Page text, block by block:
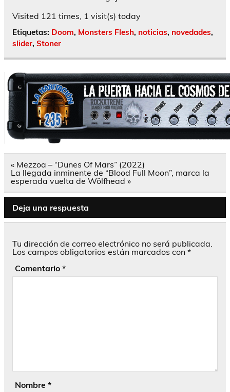
Visited 121 times, 1 visit(s) today
Etiquetas: Doom, Monsters Flesh, noticias, novedades,
slider, Stoner
Navegación
de
entradas
« Mezzoa – “Dunes Of Mars” (2022)
La llegada inminente de “Blood Full Moon”, marca la
esperada vuelta de Wölfhead »
Deja una respuesta
Tu dirección de correo electrónico no será publicada.
Los campos obligatorios están marcados con *
Comentario *
Nombre *